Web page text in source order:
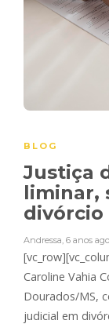
BLOG
Justiça
liminar,
divórcio
Andressa 6 anos ago
Caroline Vahia
Dourados/MS,
judicial em